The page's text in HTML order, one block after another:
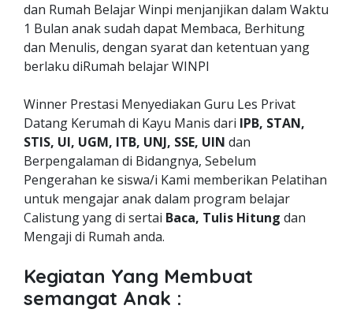
dan Rumah Belajar Winpi menjanjikan dalam Waktu
1 Bulan anak sudah dapat Membaca, Berhitung
dan Menulis, dengan syarat dan ketentuan yang
berlaku diRumah belajar WINPI
Winner Prestasi Menyediakan Guru Les Privat
Datang Kerumah di Kayu Manis dari IPB, STAN,
STIS, UI, UGM, ITB, UNJ, SSE, UIN dan
Berpengalaman di Bidangnya, Sebelum
Pengerahan ke siswa/i Kami memberikan Pelatihan
untuk mengajar anak dalam program belajar
Calistung yang di sertai Baca, Tulis Hitung dan
Mengaji di Rumah anda.
Kegiatan Yang Membuat
semangat Anak :